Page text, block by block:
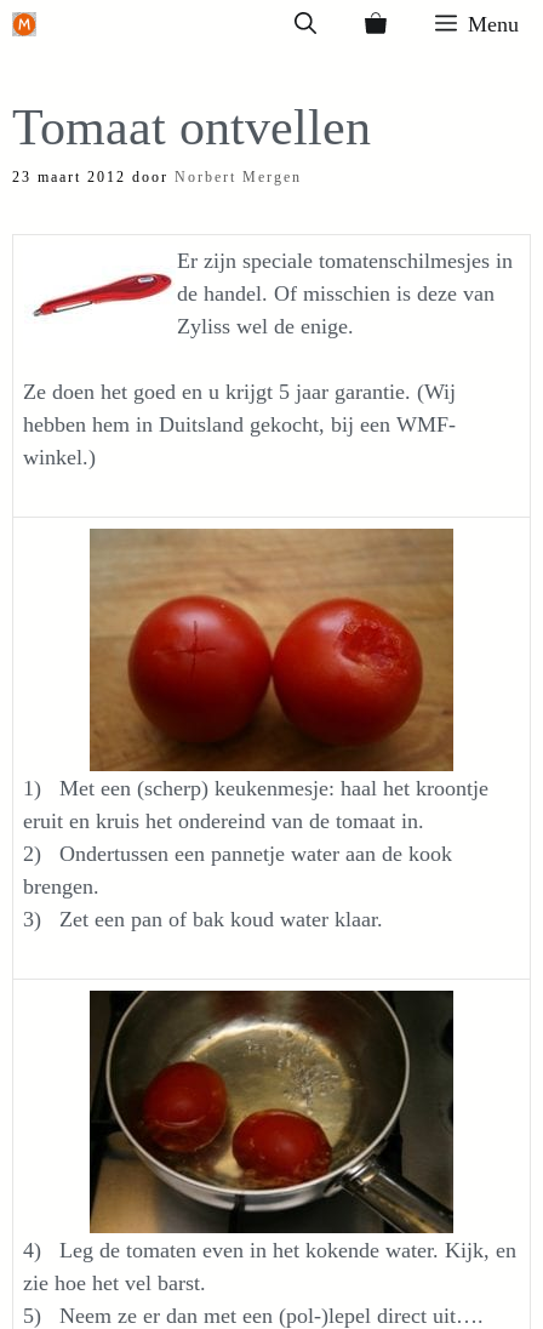
Ga
inhoud
Menu
Tomaat ontvellen
23 maart 2012 door Norbert Mergen
Er zijn speciale tomatenschilmesjes in
de handel. Of misschien is deze van
Zyliss wel de enige.
Ze doen het goed en u krijgt 5 jaar garantie. (Wij
hebben hem in Duitsland gekocht, bij een WMF-
winkel.)
1) Met een (scherp) keukenmesje: haal het kroontje
eruit en kruis het ondereind van de tomaat in.
2) Ondertussen een pannetje water aan de kook
brengen.
3) Zet een pan of bak koud water klaar.
4) Leg de tomaten even in het kokende water. Kijk, en
zie hoe het vel barst.
5) Neem ze er dan met een (pol-)lepel direct uit….